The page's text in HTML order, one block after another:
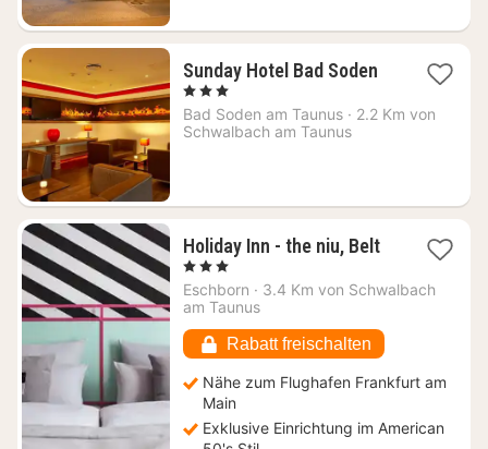
Sunday Hotel Bad Soden1
ab
, 3 Sterne
Bad Soden am Taunus · 2.2 Km von
Schwalbach am Taunus
Holiday Inn - the niu, Belt1
ab
, 3 Sterne
Eschborn · 3.4 Km von Schwalbach
am Taunus
Rabatt freischalten
Nähe zum Flughafen Frankfurt am
Main
Exklusive Einrichtung im American